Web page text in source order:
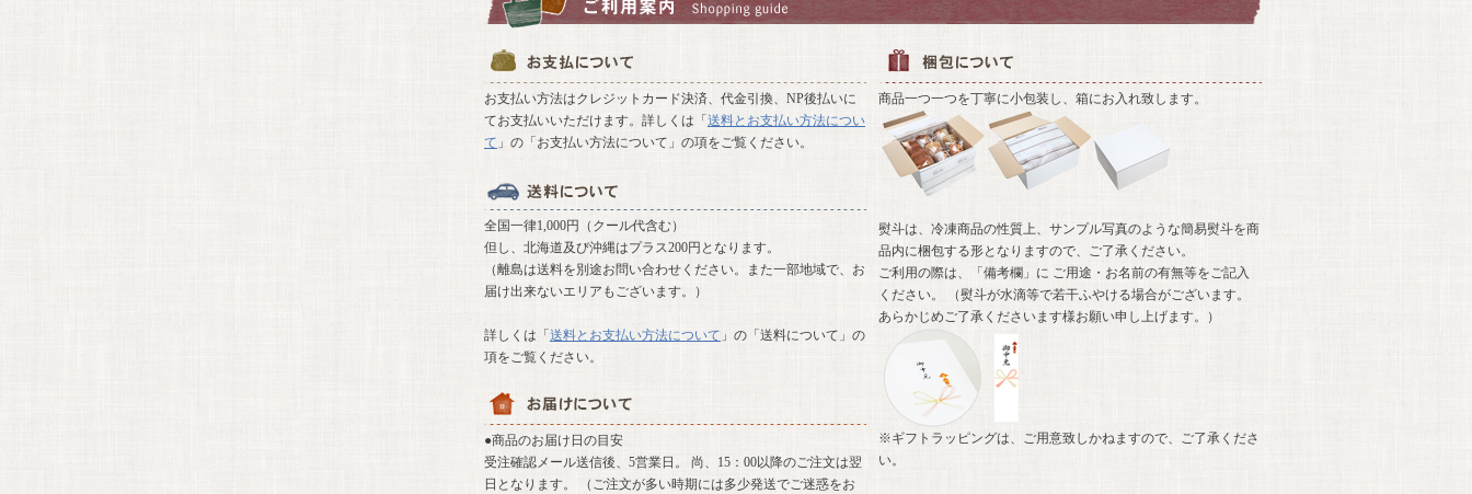
お支払い方法はクレジットカード決済、代金引換、NP後払いに
てお支払いいただけます。詳しくは「 送料とお支払い方法につい
て 」の「お支払い方法について」の項をご覧ください。
全国一律1,000円（クール代含む）
但し、北海道及び沖縄はプラス200円となります。
（離島は送料を別途お問い合わせください。また一部地域で、お
届け出来ないエリアもございます。）
詳しくは「 送料とお支払い方法について 」の「送料について」の
項をご覧ください。
●商品のお届け日の目安
受注確認メール送信後、5営業日。 尚、15：00以降のご注文は翌
日となります。 （ご注文が多い時期には多少発送でご迷惑をお
商品一つ一つを丁寧に小包装し、箱にお入れ致します。
熨斗は、冷凍商品の性質上、サンプル写真のような簡易熨斗を商
品内に梱包する形となりますので、ご了承ください。
ご利用の際は、「備考欄」に ご用途・お名前の有無等をご記入
ください。 （熨斗が水滴等で若干ふやける場合がございます。
あらかじめご了承くださいます様お願い申し上げます。）
※ギフトラッピングは、ご用意致しかねますので、ご了承くださ
い。